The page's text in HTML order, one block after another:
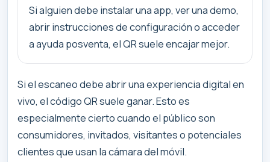
Si alguien debe instalar una app, ver una demo,
abrir instrucciones de configuración o acceder
a ayuda posventa, el QR suele encajar mejor.
Si el escaneo debe abrir una experiencia digital en
vivo, el código QR suele ganar. Esto es
especialmente cierto cuando el público son
consumidores, invitados, visitantes o potenciales
clientes que usan la cámara del móvil.